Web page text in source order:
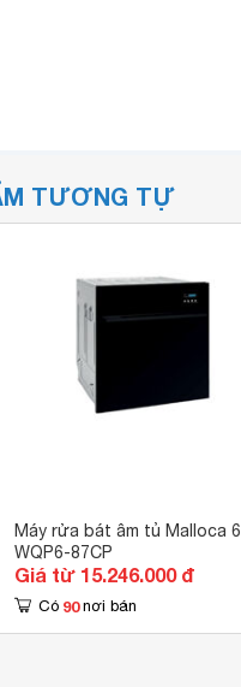
TƯƠNG TỰ
Máy rửa bát âm tủ Malloca
WQP6-87CP
Giá từ 15.246.000 đ
Có 90 nơi bán